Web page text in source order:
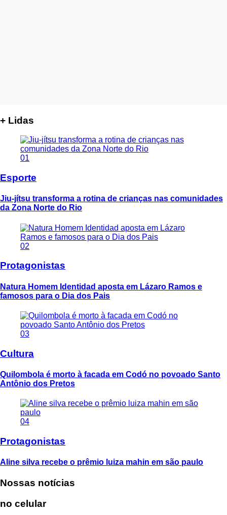
+ Lidas
01
Esporte
Jiu-jítsu transforma a rotina de crianças nas comunidades
da Zona Norte do Rio
02
Protagonistas
Natura Homem Identidad aposta em Lázaro Ramos e
famosos para o Dia dos Pais
03
Cultura
Quilombola é morto à facada em Codó no povoado Santo
Antônio dos Pretos
04
Protagonistas
Aline silva recebe o prêmio luiza mahin em são paulo
Nossas notícias
no celular